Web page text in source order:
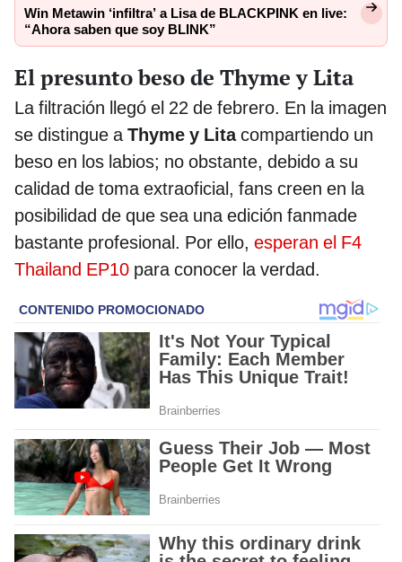
Win Metawin ‘infiltra’ a Lisa de BLACKPINK en live:
“Ahora saben que soy BLINK”
El presunto beso de Thyme y Lita
La filtración llegó el 22 de febrero. En la imagen
se distingue aThyme y Litacompartiendo un
beso en los labios; no obstante, debido a su
calidad de toma extraoficial, fans creen en la
posibilidad de que sea una edición fanmade
bastante profesional. Por ello, esperan el F4
Thailand EP10 para conocer la verdad.